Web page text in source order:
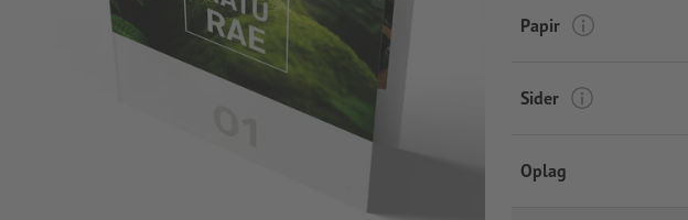
Papir
Sider
Oplag